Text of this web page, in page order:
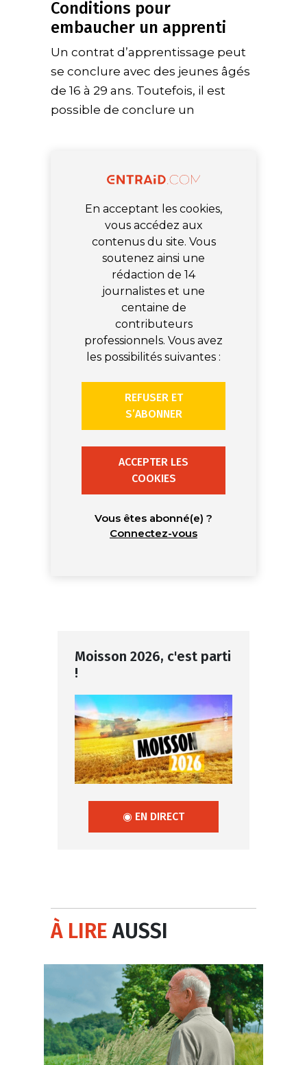
Conditions pour
embaucher un apprenti
Un contrat d’apprentissage peut
se conclure avec des jeunes âgés
de 16 à 29 ans. Toutefois, il est
possible de conclure un
En acceptant les cookies,
vous accédez aux
contenus du site. Vous
soutenez ainsi une
rédaction de 14
journalistes et une
centaine de
contributeurs
professionnels. Vous avez
les possibilités suivantes :
REFUSER ET
S’ABONNER
ACCEPTER LES
COOKIES
Vous êtes abonné(e) ?
Connectez-vous
Moisson 2026, c'est parti
!
◉ EN DIRECT
À LIREAUSSI